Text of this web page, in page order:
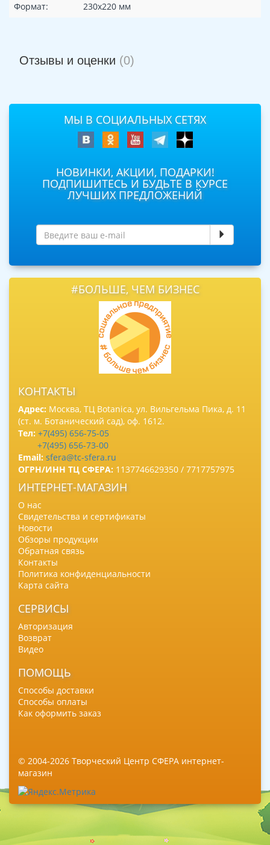
Формат:
230х220 мм
Отзывы и оценки (0)
МЫ В СОЦИАЛЬНЫХ СЕТЯХ
НОВИНКИ, АКЦИИ, ПОДАРКИ!
ПОДПИШИТЕСЬ И БУДЬТЕ В КУРСЕ
ЛУЧШИХ ПРЕДЛОЖЕНИЙ
#БОЛЬШЕ, ЧЕМ БИЗНЕС
КОНТАКТЫ
Адрес: Москва, ТЦ Botanica, ул. Вильгельма Пика, д. 11
(ст. м. Ботанический сад), оф. 1612.
Тел: +7(495) 656-75-05
+7(495) 656-73-00
Email: sfera@tc-sfera.ru
ОГРН/ИНН ТЦ СФЕРА: 1137746629350 / 7717757975
ИНТЕРНЕТ-МАГАЗИН
О нас
Свидетельства и сертификаты
Новости
Обзоры продукции
Обратная связь
Контакты
Политика конфиденциальности
Карта сайта
СЕРВИСЫ
Авторизация
Возврат
Видео
ПОМОЩЬ
Способы доставки
Способы оплаты
Как оформить заказ
© 2004-2026 Творческий Центр СФЕРА интернет-
магазин